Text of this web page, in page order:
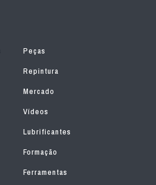
Peças
Repintura
Mercado
Vídeos
Lubrificantes
Formação
Ferramentas